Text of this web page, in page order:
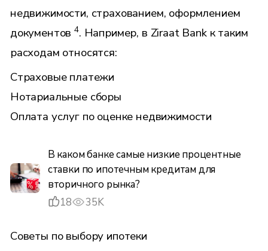
недвижимости, страхованием, оформлением
документов4. Например, в Ziraat Bank к таким
расходам относятся:
Страховые платежи
Нотариальные сборы
Оплата услуг по оценке недвижимости
В каком банке самые низкие процентные
ставки по ипотечным кредитам для
вторичного рынка?
18
35K
Советы по выбору ипотеки